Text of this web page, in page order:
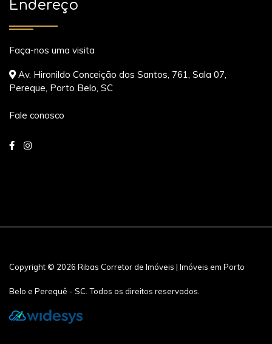
Endereço
Faça-nos uma visita
Av. Hironildo Conceição dos Santos, 761, Sala 07,
Pereque, Porto Belo, SC
Fale conosco
Copyright © 2026 Ribas Corretor de Imóveis | Imóveis em Porto
Belo e Perequê - SC. Todos os direitos reservados.